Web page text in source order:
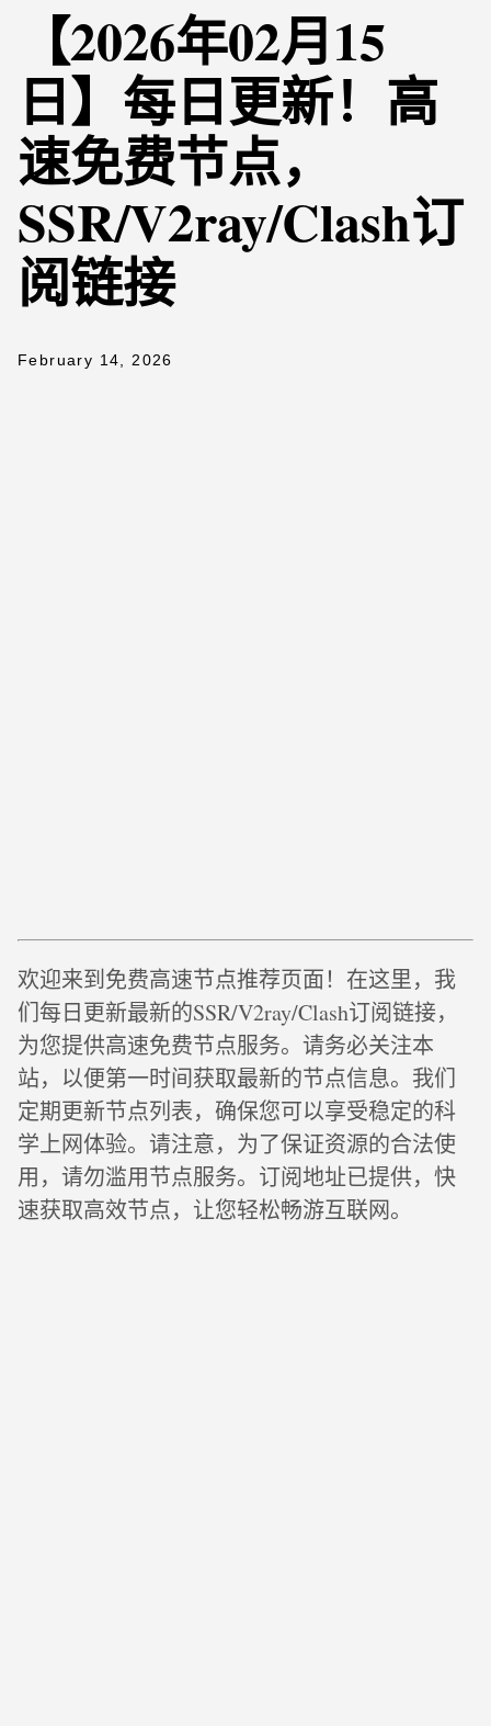
【2026年02月15
日】每日更新！高
速免费节点，
SSR/V2ray/Clash订
阅链接
February 14, 2026
欢迎来到免费高速节点推荐页面！在这里，我
们每日更新最新的SSR/V2ray/Clash订阅链接，
为您提供高速免费节点服务。请务必关注本
站，以便第一时间获取最新的节点信息。我们
定期更新节点列表，确保您可以享受稳定的科
学上网体验。请注意，为了保证资源的合法使
用，请勿滥用节点服务。订阅地址已提供，快
速获取高效节点，让您轻松畅游互联网。